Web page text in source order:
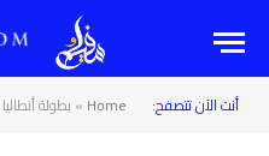
أنت الآن تتصفح: Home
» بطولة أنطاليا